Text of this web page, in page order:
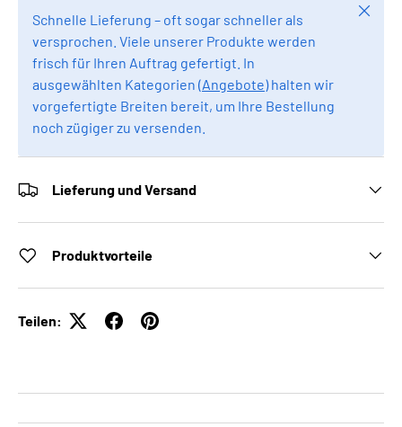
Schnelle Lieferung – oft sogar schneller als
versprochen. Viele unserer Produkte werden
frisch für Ihren Auftrag gefertigt. In
ausgewählten Kategorien (Angebote) halten wir
vorgefertigte Breiten bereit, um Ihre Bestellung
noch zügiger zu versenden.
Lieferung und Versand
Produktvorteile
Teilen: